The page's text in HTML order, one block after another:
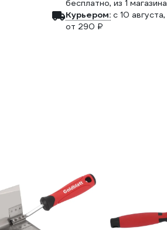
бесплатно, из 1 магазина
Курьером: c 10 августа,
от 290 ₽